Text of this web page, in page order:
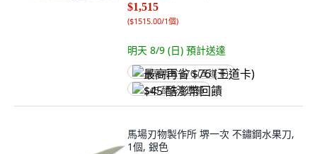
$1,515
($1515.00/1個)
明天 8/9 (日) 預計送達
最高再省 $76 (王道卡)
$45 酷澎幣回饋
馬場刃物製作所 堺一次 不鏽鋼水果刀,
1個, 銀色